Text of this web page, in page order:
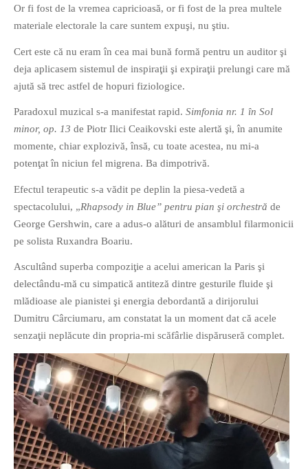
Or fi fost de la vremea capricioasă, or fi fost de la prea multele
materiale electorale la care suntem expuşi, nu ştiu.
Cert este că nu eram în cea mai bună formă pentru un auditor şi
deja aplicasem sistemul de inspiraţii şi expiraţii prelungi care mă
ajută să trec astfel de hopuri fiziologice.
Paradoxul muzical s-a manifestat rapid. Simfonia nr. 1 în Sol
minor, op. 13 de Piotr Ilici Ceaikovski este alertă şi, în anumite
momente, chiar explozivă, însă, cu toate acestea, nu mi-a
potenţat în niciun fel migrena. Ba dimpotrivă.
Efectul terapeutic s-a vădit pe deplin la piesa-vedetă a
spectacolului, „Rhapsody in Blue” pentru pian şi orchestră de
George Gershwin, care a adus-o alături de ansamblul filarmonicii
pe solista Ruxandra Boariu.
Ascultând superba compoziţie a acelui american la Paris şi
delectându-mă cu simpatică antiteză dintre gesturile fluide şi
mlădioase ale pianistei şi energia debordantă a dirijorului
Dumitru Cârciumaru, am constatat la un moment dat că acele
senzaţii neplăcute din propria-mi scăfârlie dispăruseră complet.